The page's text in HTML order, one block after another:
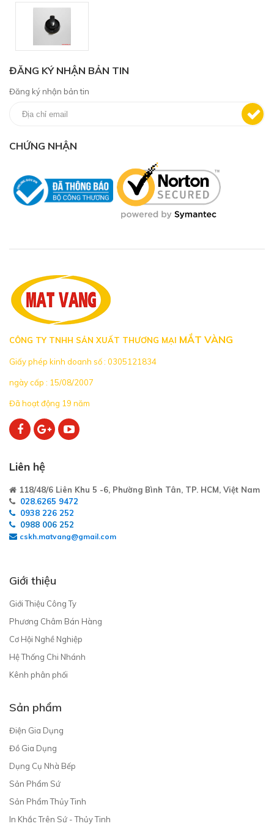
ĐĂNG KÝ NHẬN BẢN TIN
Đăng ký nhận bản tin
CHỨNG NHẬN
CÔNG TY TNHH SẢN XUẤT THƯƠNG MẠI MẮT VÀNG
Giấy phép kinh doanh số : 0305121834
ngày cấp : 15/08/2007
Đã hoạt động 19 năm
Liên hệ
118/48/6 Liên Khu 5 -6, Phường Bình Tân, TP. HCM, Việt Nam
028.6265 9472
0938 226 252
0988 006 252
cskh.matvang@gmail.com
Giới thiệu
Giới Thiệu Công Ty
Phương Châm Bán Hàng
Cơ Hội Nghề Nghiệp
Hệ Thống Chi Nhánh
Kênh phân phối
Sản phẩm
Điện Gia Dụng
Đồ Gia Dụng
Dụng Cụ Nhà Bếp
Sản Phẩm Sứ
Sản Phẩm Thủy Tinh
In Khắc Trên Sứ - Thủy Tinh